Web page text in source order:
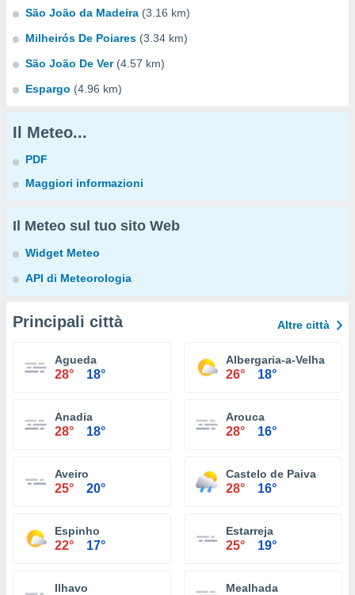
São João da Madeira (3.16 km)
Milheirós De Poiares (3.34 km)
São João De Ver (4.57 km)
Espargo (4.96 km)
Il Meteo...
PDF
Maggiori informazioni
Il Meteo sul tuo sito Web
Widget Meteo
API di Meteorologia
Principali città Altre città
Agueda
28° 18°
Albergaria-a-Velha
26° 18°
Anadia
28° 18°
Arouca
28° 16°
Aveiro
25° 20°
Castelo de Paiva
28° 16°
Espinho
22° 17°
Estarreja
25° 19°
Ilhavo Mealhada